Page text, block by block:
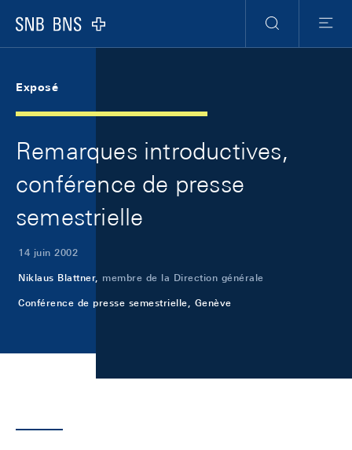
Logo
RechercheMenu
Exposé
Remarques introductives,
conférence de presse
semestrielle
14 juin 2002
Niklaus Blattner, membre de la Direction générale
Conférence de presse semestrielle, Genève